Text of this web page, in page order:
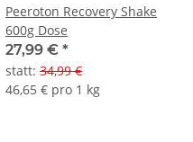
Peeroton Recovery Shake
600g Dose
27,99 € *
statt: 34,99 €
46,65 € pro 1 kg